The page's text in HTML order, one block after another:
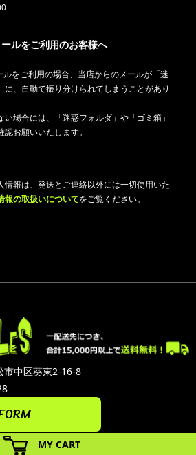
MY CART
ルをご利用のお客様へ
をご利用の場合、当店からのメールが「迷
、自動で振り分けられてしまうことがあり
場合には、「迷惑フォルダ」や「ゴミ箱」
お願いいたします。
情報は、発送とご連絡以外には一切使用いた
報の取扱いについてをご覧ください。
中区葵東2-16-8